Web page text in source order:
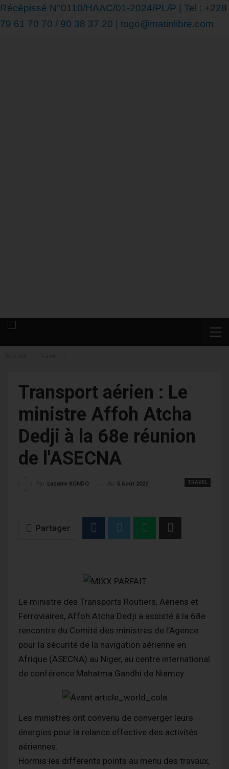
Récépissé N°0110/HAAC/01-2024/PL/P | Tel : +228
79 61 70 70 / 90 38 37 20 | togo@matinlibre.com
Transport aérien : Le
ministre Affoh Atcha
Dedji à la 68e réunion
de l'ASECNA
TRAVEL
Lazarre KONDO 5 Août 2022
Partager
Le ministre des Transports Routiers, Aériens et
Ferroviaires, Affoh Atcha Dedji a assisté à la 68e
rencontre du Comité des ministres de l’Agence
pour la sécurité de la navigation aérienne en
Afrique (ASECNA) au Niger, au centre international
de conférence Mahatma Gandhi de Niamey.
Les ministres ont convenu de converger leurs
énergies pour la relance effective des activités
aériennes.
Hormis les différents points au menu des travaux,